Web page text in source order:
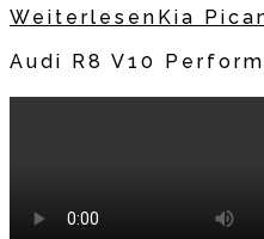
Weiterlesen Kia
Audi R8 V10